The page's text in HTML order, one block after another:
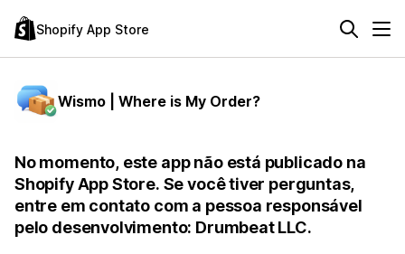
Shopify App Store
Wismo | Where is My Order?
No momento, este app não está publicado na
Shopify App Store. Se você tiver perguntas,
entre em contato com a pessoa responsável
pelo desenvolvimento: Drumbeat LLC.